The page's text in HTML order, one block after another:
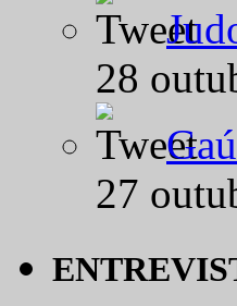
28
27